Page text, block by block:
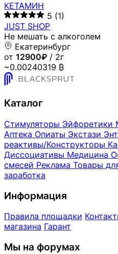
КЕТАМИН
5 (1)
JUST SHOP
Не мешать с алкоголем
Екатеринбург
от 12900₽ / 2г
~0.00240319 ₿
Каталог
Стимуляторы Эйфоретики
Аптека Опиаты Экстази
реактивы/Конструкторы
Диссоциативы Медицина
смесей Реклама Товары
заработка
Информация
Правила площадки
магазина Гарант
Мы на форумах